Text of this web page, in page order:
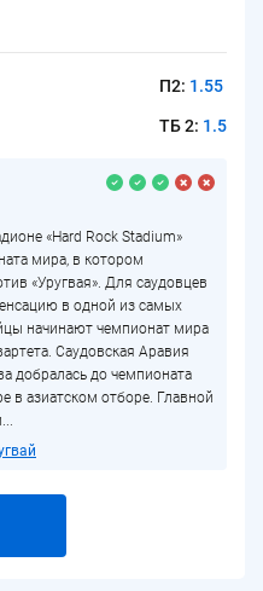
П2: 1.55
ТБ 2: 1.5
«Hard Rock Stadium»
мира, в котором
«Уругвая». Для саудовцев
в одной из самых
начинают чемпионат мира
Саудовская Аравия
добралась до чемпионата
в азиатском отборе. Главной